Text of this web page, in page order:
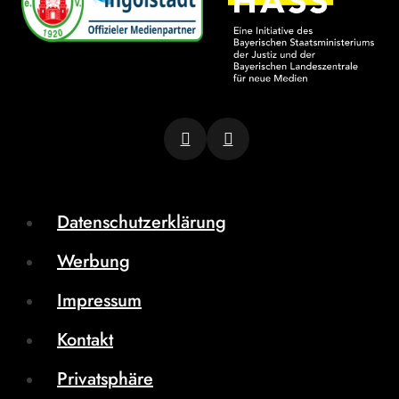
Datenschutzerklärung
Werbung
Impressum
Kontakt
Privatsphäre